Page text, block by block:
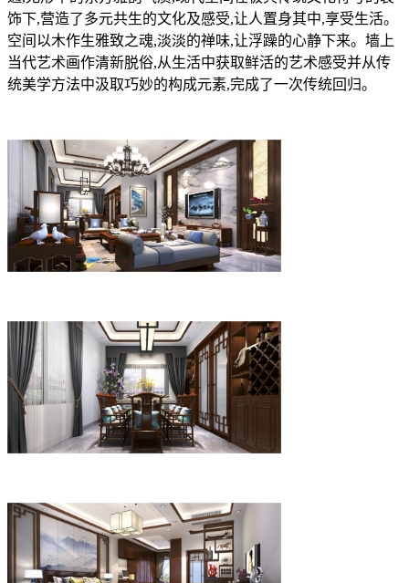
饰下,营造了多元共生的文化及感受,让人置身其中,享受生活。
空间以木作生雅致之魂,淡淡的禅味,让浮躁的心静下来。墙上
当代艺术画作清新脱俗,从生活中获取鲜活的艺术感受并从传
统美学方法中汲取巧妙的构成元素,完成了一次传统回归。